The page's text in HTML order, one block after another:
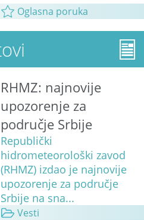
Oglasna poruka
RHMZ: najnovije
upozorenje za
područje Srbije
Republički
hidrometeorološki zavod
(RHMZ) izdao je najnovije
upozorenje za područje
Srbije na sna...
Vesti